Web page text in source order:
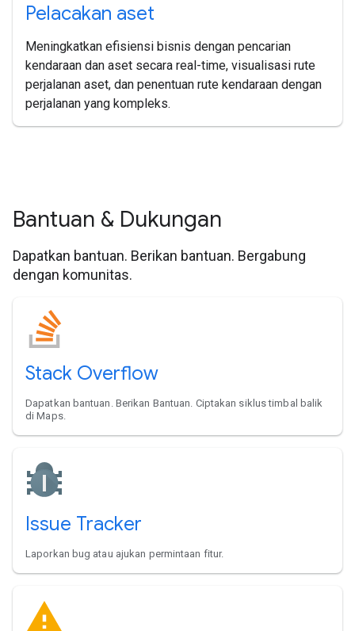
Pelacakan aset
Meningkatkan efisiensi bisnis dengan pencarian
kendaraan dan aset secara real-time, visualisasi rute
perjalanan aset, dan penentuan rute kendaraan dengan
perjalanan yang kompleks.
Bantuan & Dukungan
Dapatkan bantuan. Berikan bantuan. Bergabung
dengan komunitas.
Stack Overflow
Dapatkan bantuan. Berikan Bantuan. Ciptakan siklus timbal balik
di Maps.
Issue Tracker
Laporkan bug atau ajukan permintaan fitur.